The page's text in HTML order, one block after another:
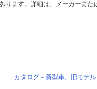
ります。詳細は、メーカーまた
カタログ－新型車、旧モデ